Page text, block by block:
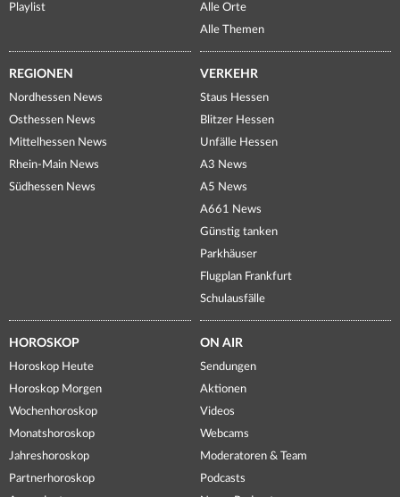
Playlist
Alle Orte
Alle Themen
REGIONEN
Nordhessen News
Osthessen News
Mittelhessen News
Rhein-Main News
Südhessen News
VERKEHR
Staus Hessen
Blitzer Hessen
Unfälle Hessen
A3 News
A5 News
A661 News
Günstig tanken
Parkhäuser
Flugplan Frankfurt
Schulausfälle
HOROSKOP
Horoskop Heute
Horoskop Morgen
Wochenhoroskop
Monatshoroskop
Jahreshoroskop
Partnerhoroskop
ON AIR
Sendungen
Aktionen
Videos
Webcams
Moderatoren & Team
Podcasts